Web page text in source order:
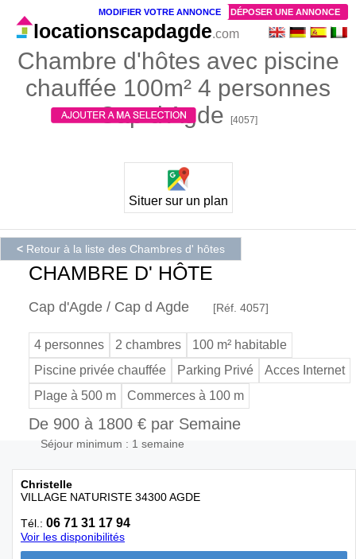
Chambre d'hôtes avec piscine
chauffée 100m² 4 personnes
Cap d Agde
[4057]
locationscapdagde.com
Situer sur un plan
< Retour à la liste des Chambres d' hôtes
CHAMBRE D' HÔTE
Cap d'Agde / Cap d Agde [Réf. 4057]
4 personnes 2 chambres
100 m² habitable
Piscine privée chauffée
Parking Privé
Acces Internet
Plage à 500 m
Commerces à 100 m
De 900 à 1800 € par Semaine
Séjour minimum : 1 semaine
Christelle
VILLAGE NATURISTE 34300 AGDE
Tél.: 06 71 31 17 94
Voir les disponibilités
DÉPOSER UNE ANNONCE
MODIFIER VOTRE ANNONCE